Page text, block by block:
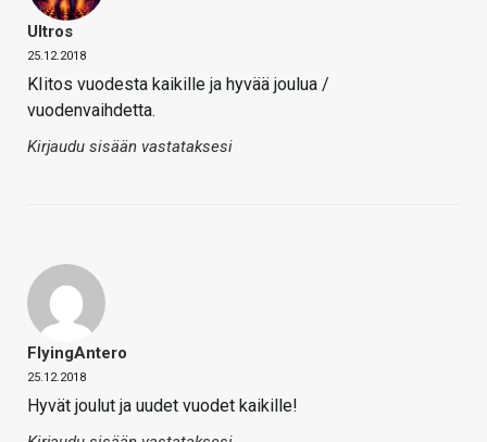
Ultros
25.12.2018
KIitos vuodesta kaikille ja hyvää joulua /
vuodenvaihdetta.
Kirjaudu sisään vastataksesi
FlyingAntero
25.12.2018
Hyvät joulut ja uudet vuodet kaikille!